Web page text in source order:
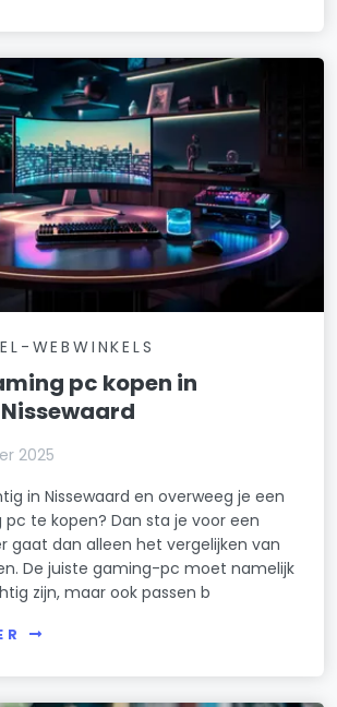
WEBWINKELS
pc kopen in
2025
in Nissewaard en overweeg je een
pc te kopen? Dan sta je voor een
gaat dan alleen het vergelijken van
De juiste gaming-pc moet namelijk
zijn, maar ook passen b